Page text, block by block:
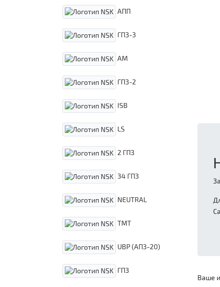
АПП
ГПЗ-3
АМ
ГПЗ-2
ISB
LS
2 ГПЗ
34 ГПЗ
NEUTRAL
TMT
UBP (АПЗ-20)
ГПЗ
Ваше